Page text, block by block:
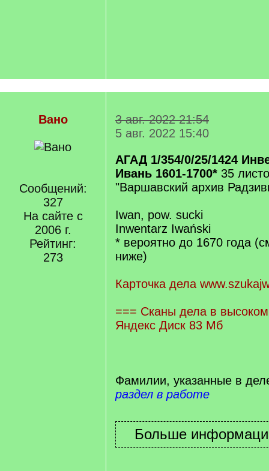
Вано
Сообщений:
327
На сайте с
2006 г.
Рейтинг:
273
3 авг. 2022 21:54
5 авг. 2022 15:40
АГАД 1/354/0/25/1424
Ивань 1601-1700* 35
"Варшавский архив
Iwan, pow. sucki
Inwentarz Iwański
* вероятно до 1670 года
ниже)
Карточка дела
=== Сканы дела в
Яндекс Диск 83 Мб
Фамилии, указанные в
раздел в работе